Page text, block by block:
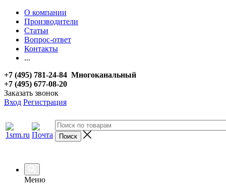
О компании
Производители
Статьи
Вопрос-ответ
Контакты
...
+7 (495) 781-24-84 Многоканальный
+7 (495) 677-08-20
Заказать звонок
Вход Регистрация
Меню